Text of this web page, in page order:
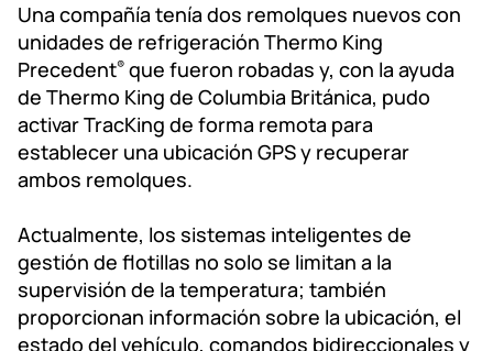
Una compañía tenía dos remolques nuevos con
unidades de refrigeración Thermo King
Precedent® que fueron robadas y, con la ayuda
de Thermo King de Columbia Británica, pudo
activar TracKing de forma remota para
establecer una ubicación GPS y recuperar
ambos remolques.
Actualmente, los sistemas inteligentes de
gestión de flotillas no solo se limitan a la
supervisión de la temperatura; también
proporcionan información sobre la ubicación, el
estado del vehículo, comandos bidireccionales y